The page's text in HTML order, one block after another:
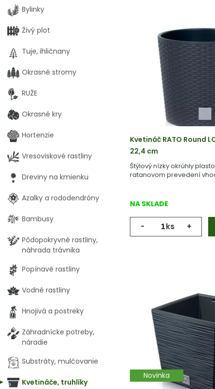
Kvetináč RATO Round
22,4 cm
Štýlový nízky okrúhly
ratanovom prevedení
NA SKLADE
- ks +
Novinka
Bylinky
Živý plot
Tuje, ihličnany
Okrasné stromy
RUŽE
Okrasné kry
Hortenzie
Vresoviskové rastliny
Dreviny na kmienku
Azalky a rododendróny
Bambusy
Pôdopokryvné rastliny,
náhrada trávnika
Popínavé rastliny
Vodné rastliny
Hnojivá a postreky
Záhradnícke potreby,
náradie
Substráty, mulčovanie
Kvetináče, truhlíky